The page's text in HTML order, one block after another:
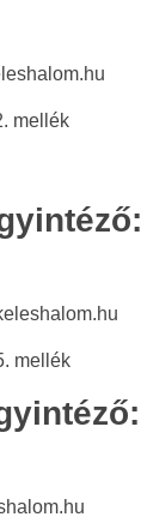
mellék
mellék